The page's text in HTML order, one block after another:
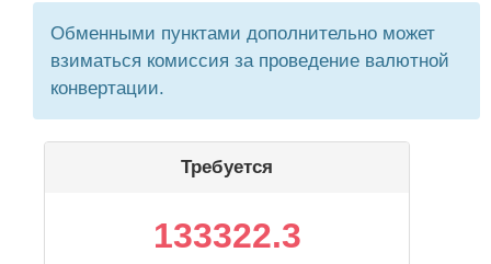
Обменными пунктами дополнительно может
взиматься комиссия за проведение валютной
конвертации.
Требуется
133322.3